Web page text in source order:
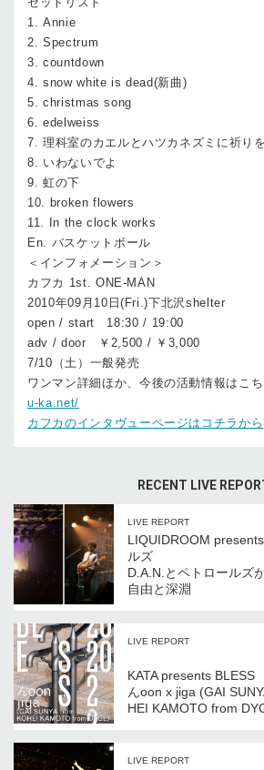
1. Annie
2. Spectrum
3. countdown
4. snow white is dead(新曲)
5. christmas song
6. edelweiss
7. 理科室のカエルとハツカネズミに祈り
8. いわないでよ
9. 虹の下
10. broken flowers
11. In the clock works
En. バスケットボール
＜インフォメーション＞
カフカ 1st. ONE-MAN
2010年09月10日(Fri.)下北沢shelter
open / start 18:30 / 19:00
adv / door ￥2,500 / ￥3,000
7/10（土）一般発売
ワンマン詳細ほか、今後の活動情報はこ
u-ka.net/
カフカのインタヴューページはコチラから
RECENT LIVE
LIVE REPORT
LIQUIDROOM
ルズ
D.A.N.とペトロールズ
自由と深淵
LIVE REPORT
KATA presents BLESS
んoon x jiga (GAI
HEI KAMOTO from
LIVE REPORT